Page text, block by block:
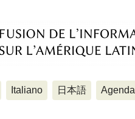
Italiano 日本語 Agenda